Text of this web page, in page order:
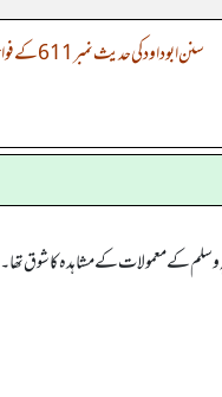
سنن ابوداود کی حدیث نمبر 611 کے فوائد و مسائل
وسلم کے معمولات کے مشاہدہ کا شوق تھا۔